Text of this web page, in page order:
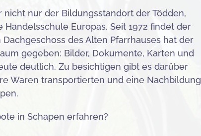
nicht nur der Bildungsstandort der Tödden,
Europas. Seit 1972 findet der
des Alten Pfarrhauses hat der
gegeben: Bilder, Dokumente, Karten und
deutlich. Zu besichtigen gibt es darüber
Waren transportierten und eine Nachbildung
in Schapen erfahren?